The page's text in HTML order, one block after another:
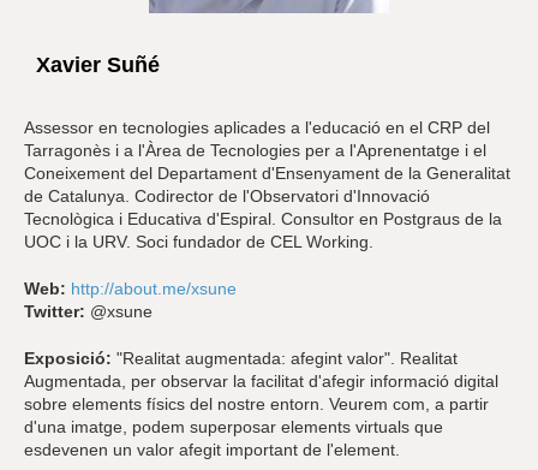
Xavier Suñé
Assessor en tecnologies aplicades a l'educació en el CRP del
Tarragonès i a l'Àrea de Tecnologies per a l'Aprenentatge i el
Coneixement del Departament d'Ensenyament de la Generalitat
de Catalunya. Codirector de l'Observatori d'Innovació
Tecnològica i Educativa d'Espiral. Consultor en Postgraus de la
UOC i la URV. Soci fundador de CEL Working.
Web: http://about.me/xsune
Twitter: @xsune
Exposició: "Realitat augmentada: afegint valor". Realitat
Augmentada, per observar la facilitat d'afegir informació digital
sobre elements físics del nostre entorn. Veurem com, a partir
d'una imatge, podem superposar elements virtuals que
esdevenen un valor afegit important de l'element.